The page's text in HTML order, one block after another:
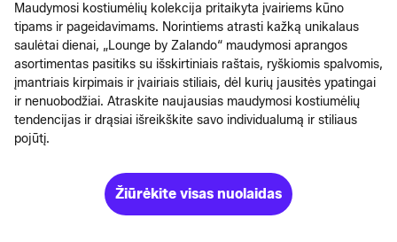
Maudymosi kostiumėlių kolekcija pritaikyta įvairiems kūno
tipams ir pageidavimams. Norintiems atrasti kažką unikalaus
saulėtai dienai, „Lounge by Zalando“ maudymosi aprangos
asortimentas pasitiks su išskirtiniais raštais, ryškiomis spalvomis,
įmantriais kirpimais ir įvairiais stiliais, dėl kurių jausitės ypatingai
ir nenuobodžiai. Atraskite naujausias maudymosi kostiumėlių
tendencijas ir drąsiai išreikškite savo individualumą ir stiliaus
pojūtį.
Žiūrėkite visas nuolaidas